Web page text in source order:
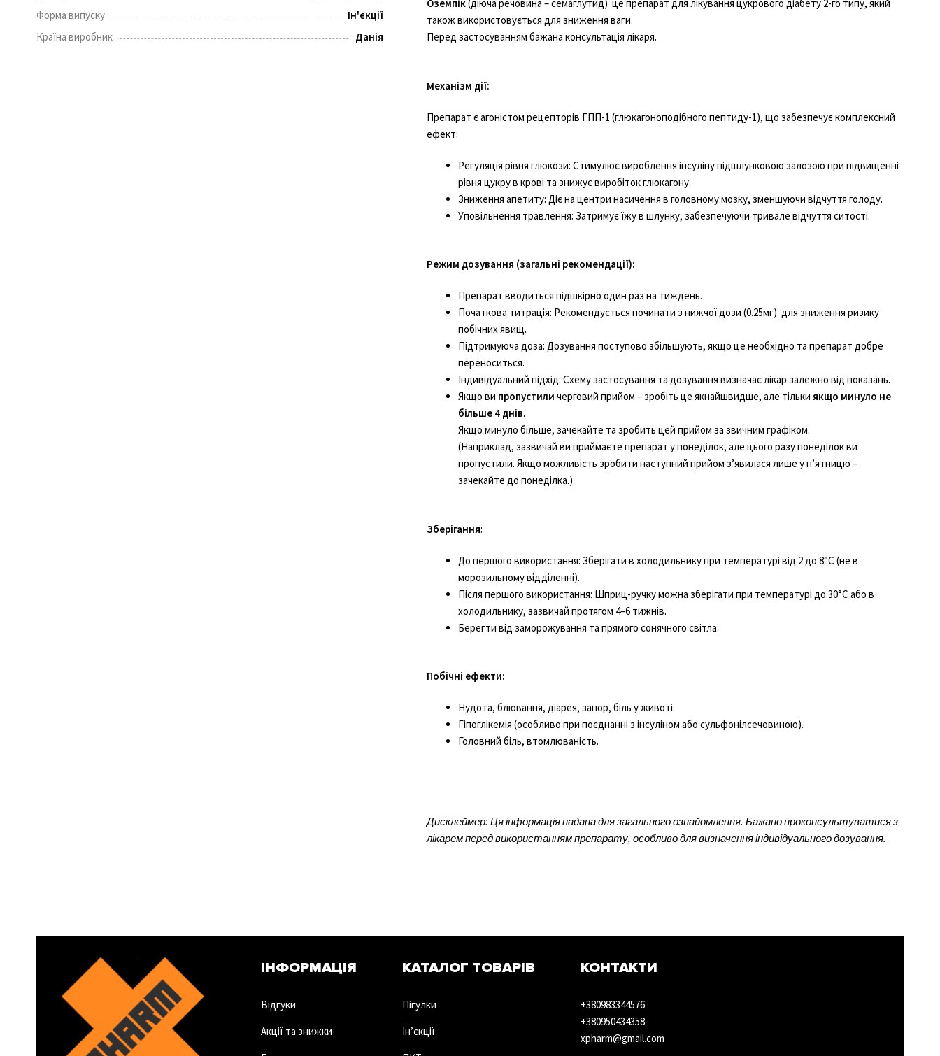
Форма випуску
Ін'єкції
Країна виробник
Данія
Оземпік(діюча речовина – семаглутид) це препарат для лікування цукрового діабету 2-го типу, який
також використовується для зниження ваги.
Перед застосуванням бажана консультація лікаря.
Механізм дії:
Препарат є агоністом рецепторів ГПП-1 (глюкагоноподібного пептиду-1), що забезпечує комплексний
ефект:
Регуляція рівня глюкози: Стимулює вироблення інсуліну підшлунковою залозою при підвищенні
рівня цукру в крові та знижує виробіток глюкагону.
Зниження апетиту: Діє на центри насичення в головному мозку, зменшуючи відчуття голоду.
Уповільнення травлення: Затримує їжу в шлунку, забезпечуючи тривале відчуття ситості.
Режим дозування (загальні рекомендації):
Препарат вводиться підшкірно один раз на тиждень.
Початкова титрація: Рекомендується починати з нижчої дози (0.25мг) для зниження ризику
побічнихявищ.
Підтримуюча доза: Дозування поступово збільшують, якщо це необхідно та препарат добре
переноситься.
Індивідуальний підхід: Схему застосування та дозування визначає лікар залежно від показань.
Якщо ви пропустили черговий прийом – зробіть це якнайшвидше, але тільки якщо минуло не
більше 4 днів.
Якщо минуло більше, зачекайте та зробить цей прийом за звичним графіком.
(Наприклад, зазвичай ви приймаєте препарат у понеділок, але цього разу понеділок ви
пропустили. Якщо можливість зробити наступний прийом з’явилася лише у п’ятницю –
зачекайте до понеділка.)
Зберігання:
До першого використання: Зберігати в холодильнику при температурі від 2 до 8°C (не в
морозильному відділенні).
Після першого використання: Шприц-ручку можна зберігати при температурі до 30°C або в
холодильнику, зазвичай протягом 4–6 тижнів.
Берегти від заморожування та прямого сонячного світла.
Побічні ефекти:
Нудота, блювання, діарея, запор, біль у животі.
Гіпоглікемія (особливо при поєднанні з інсуліном або сульфонілсечовиною).
Головний біль, втомлюваність.
Дисклеймер: Ця інформація надана для загального ознайомлення. Бажано проконсультуватися з
лікарем перед використанням препарату, особливо для визначення індивідуального дозування.
ІНФОРМАЦІЯ
Відгуки
Акції та знижки
КАТАЛОГ ТОВАРІВ
Пігулки
Ін’єкції
КОНТАКТИ
+380983344576
+380950434358
xpharm@gmail.com